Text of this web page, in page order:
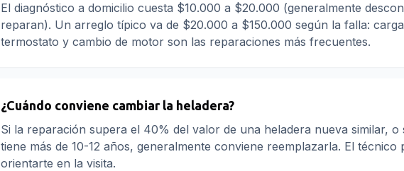
El diagnóstico a domicilio cuesta $10.000 a $20.000 (generalmente
reparan). Un arreglo típico va de $20.000 a $150.000 según la falla:
termostato y cambio de motor son las reparaciones más frecuentes.
¿Cuándo conviene cambiar la heladera?
Si la reparación supera el 40% del valor de una heladera nueva similar, o
tiene más de 10-12 años, generalmente conviene reemplazarla. El técnico
orientarte en la visita.